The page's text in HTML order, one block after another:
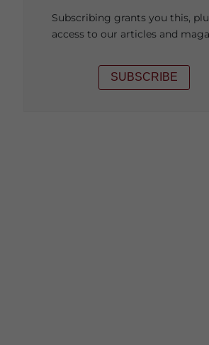
Subscribing grants you this,
access to our articles and
SUBSCRIBE